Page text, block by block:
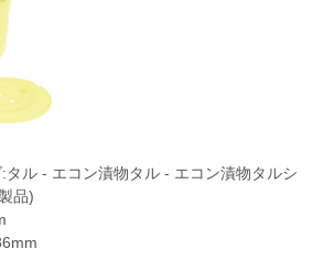
タル - エコン漬物タル - エコン漬物タルシ
品)